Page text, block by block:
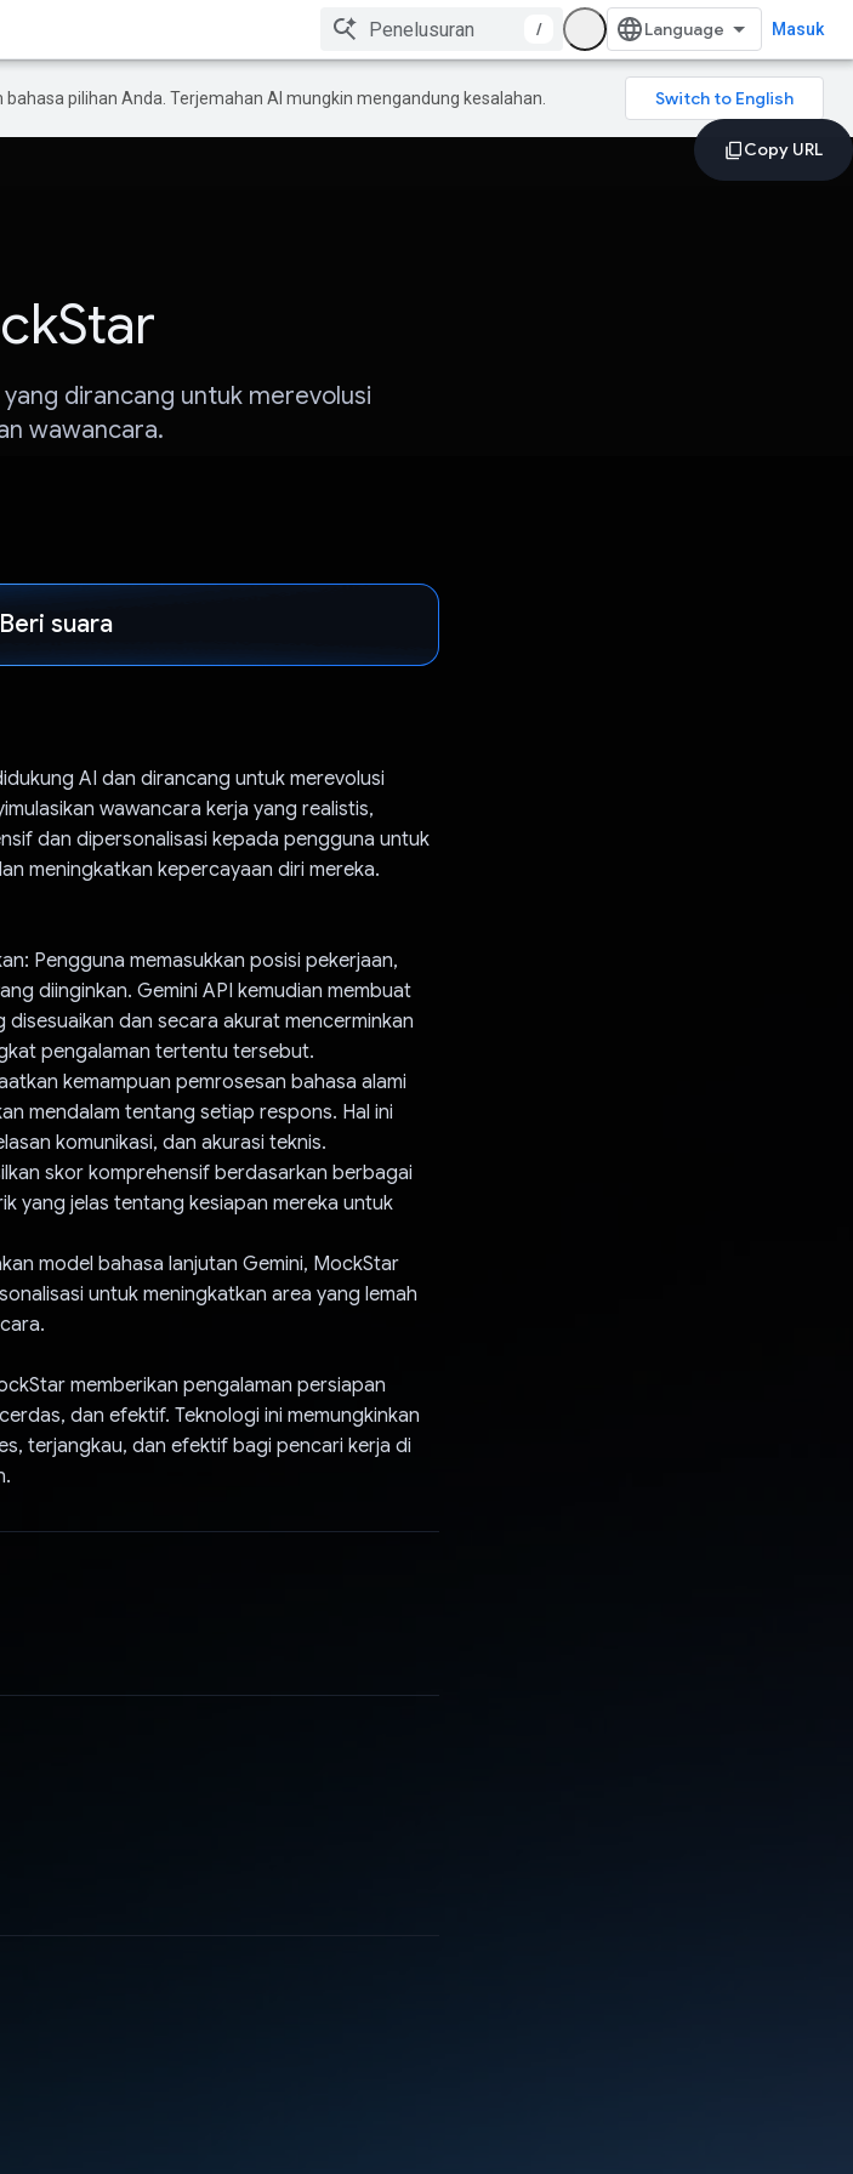
/ Masuk
pilihan Anda. Terjemahan AI mungkin mengandung kesalahan.
dirancang untuk merevolusi
wawancara.
Beri suara
AI dan dirancang untuk merevolusi
wawancara kerja yang realistis,
dan dipersonalisasi kepada pengguna untuk
meningkatkan kepercayaan diri mereka.
Pengguna memasukkan posisi pekerjaan,
diinginkan. Gemini API kemudian membuat
dan secara akurat mencerminkan
pengalaman tertentu tersebut.
kemampuan pemrosesan bahasa alami
mendalam tentang setiap respons. Hal ini
komunikasi, dan akurasi teknis.
skor komprehensif berdasarkan berbagai
yang jelas tentang kesiapan mereka untuk
model bahasa lanjutan Gemini, MockStar
untuk meningkatkan area yang lemah
memberikan pengalaman persiapan
dan efektif. Teknologi ini memungkinkan
terjangkau, dan efektif bagi pencari kerja di